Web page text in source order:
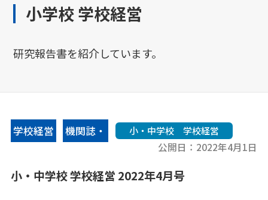
小学校 学校経営
研究報告書を紹介しています。
学校経営
機関誌・
小・中学校 学校経営
公開日： 2022年4月1日
小・中学校 学校経営 2022年4月号